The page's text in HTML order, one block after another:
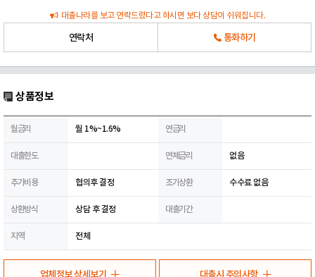
대출나라를 보고 연락드렸다고 하시면 보다 상담이 쉬워집니다.
연락처 통화하기
상품정보
월금리 월 1%~1.6% 연금리
대출한도 연체금리 없음
추가비용 협의후 결정 조기상환 수수료 없음
상환방식 상담 후 결정 대출기간
지역 전체